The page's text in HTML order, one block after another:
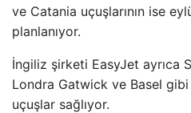
ve Catania uçuşlarının ise
planlanıyor.
İngiliz şirketi EasyJet ayrıca
Londra Gatwick ve Basel
uçuşlar sağlıyor.